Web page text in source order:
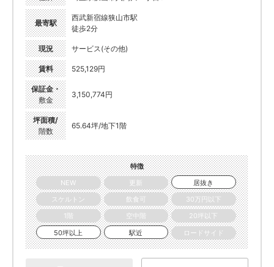
最寄駅
西武新宿線狭山市駅
徒歩2分
現況 サービス(その他)
賃料 525,129円
保証金・
敷金
3,150,774円
坪面積/
階数
65.64坪/地下1階
特徴
NEW
更新
居抜き
スケルトン
飲食可
30万円以下
1階
空中階
20坪以下
50坪以上
駅近 ロードサイド